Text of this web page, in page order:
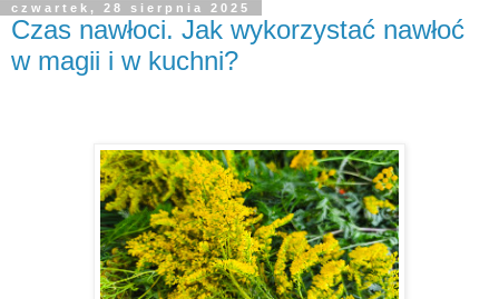
czwartek, 28 sierpnia 2025
Czas nawłoci. Jak wykorzystać nawłoć
w magii i w kuchni?